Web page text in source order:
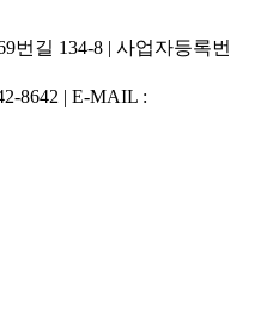
번길 134-8 | 사업자등록번
8642 | E-MAIL :